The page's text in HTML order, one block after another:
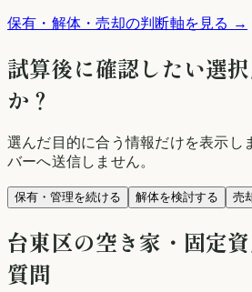
保有・解体・売却の判断軸を見る →
試算後に確認したい選
か？
選んだ目的に合う情報だけを表示し
バーへ送信しません。
保有・管理を続ける 解体を検討する 売
台東区の空き家・固定
質問